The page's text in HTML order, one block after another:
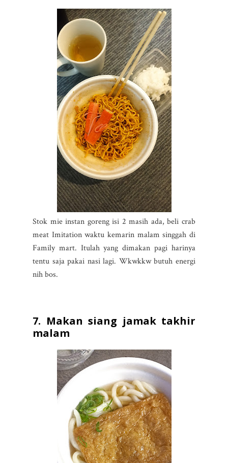
Stok mie instan goreng isi 2 masih ada, beli crab
meat Imitation waktu kemarin malam singgah di
Family mart. Itulah yang dimakan pagi harinya
tentu saja pakai nasi lagi. Wkwkkw butuh energi
nih bos.
7. Makan siang jamak takhir
malam